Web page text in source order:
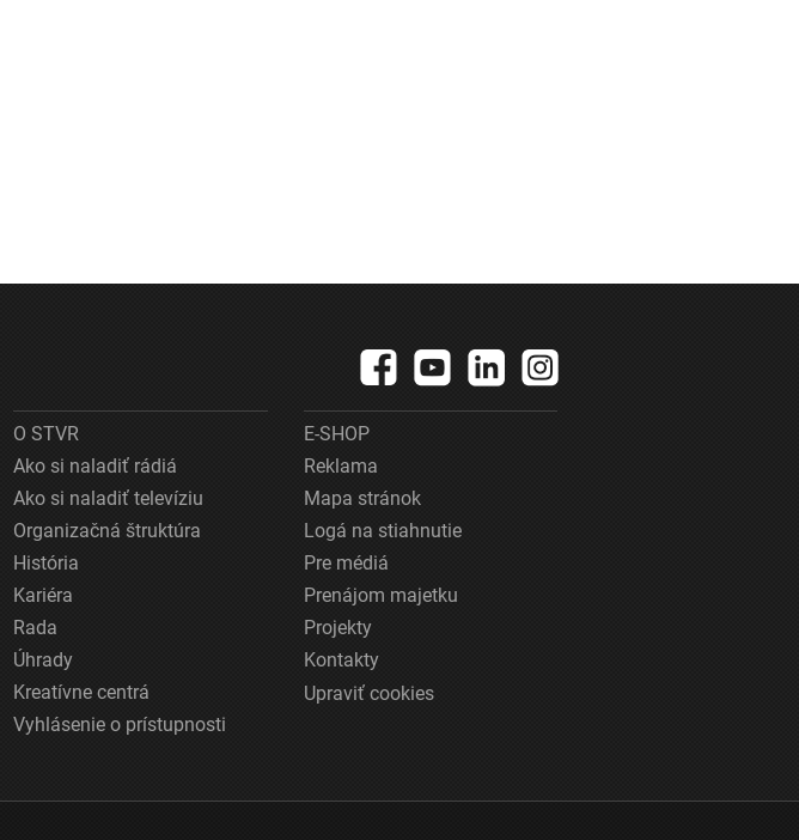
O STVR
Ako si naladiť rádiá
Ako si naladiť televíziu
Organizačná štruktúra
História
Kariéra
Rada
Úhrady
Kreatívne centrá
Vyhlásenie o prístupnosti
E-SHOP
Reklama
Mapa stránok
Logá na stiahnutie
Pre médiá
Prenájom majetku
Projekty
Kontakty
Upraviť cookies